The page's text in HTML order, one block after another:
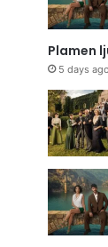
Plamen
5 days ago